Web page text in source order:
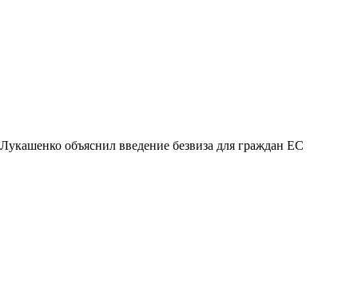
Лукашенко объяснил введение безвиза для граждан ЕС